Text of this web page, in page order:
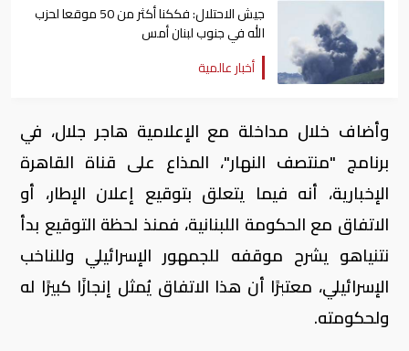
جيش الاحتلال: فككنا أكثر من 50 موقعا لحزب
الله في جنوب لبنان أمس
أخبار عالمية
وأضاف خلال مداخلة مع الإعلامية هاجر جلال، في
برنامج "منتصف النهار"، المذاع على قناة القاهرة
الإخبارية، أنه فيما يتعلق بتوقيع إعلان الإطار، أو
الاتفاق مع الحكومة اللبنانية، فمنذ لحظة التوقيع بدأ
نتنياهو يشرح موقفه للجمهور الإسرائيلي وللناخب
الإسرائيلي، معتبرًا أن هذا الاتفاق يُمثل إنجازًا كبيرًا له
ولحكومته.